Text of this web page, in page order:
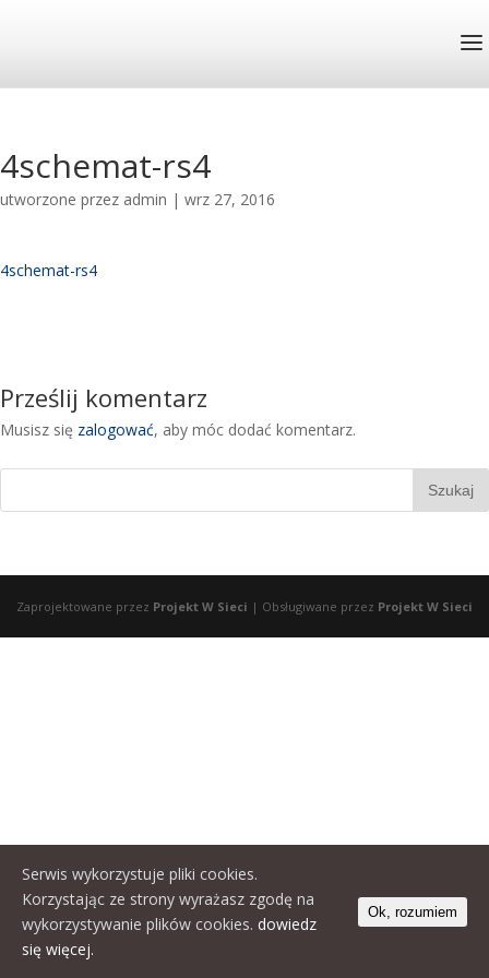
4schemat-rs4
utworzone przez admin | wrz 27, 2016
4schemat-rs4
Prześlij komentarz
Musisz się zalogować, aby móc dodać komentarz.
Zaprojektowane przez Projekt W Sieci | Obsługiwane przez Projekt W Sieci
Serwis wykorzystuje pliki cookies.
Korzystając ze strony wyrażasz zgodę na
wykorzystywanie plików cookies. dowiedz
się więcej.
Ok, rozumiem